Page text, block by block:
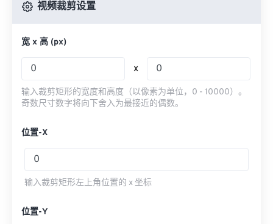
视频裁剪设置
宽 x 高 (px)
x
输入裁剪矩形的宽度和高度（以像素为单位，0 - 10000）。
奇数尺寸数字将向下舍入为最接近的偶数。
位置-X
输入裁剪矩形左上角位置的 x 坐标
位置-Y